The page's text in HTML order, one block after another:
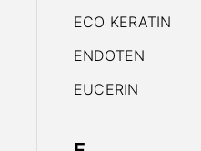
ECO KERATIN
ENDOTEN
EUCERIN